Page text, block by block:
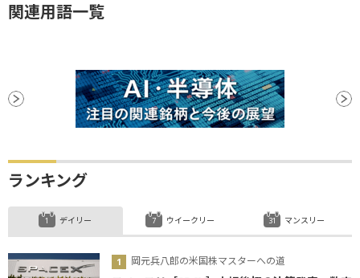
関連用語一覧
ランキング
デイリー
岡元兵八郎の米国株マスターへの道
ウイークリー マンスリー